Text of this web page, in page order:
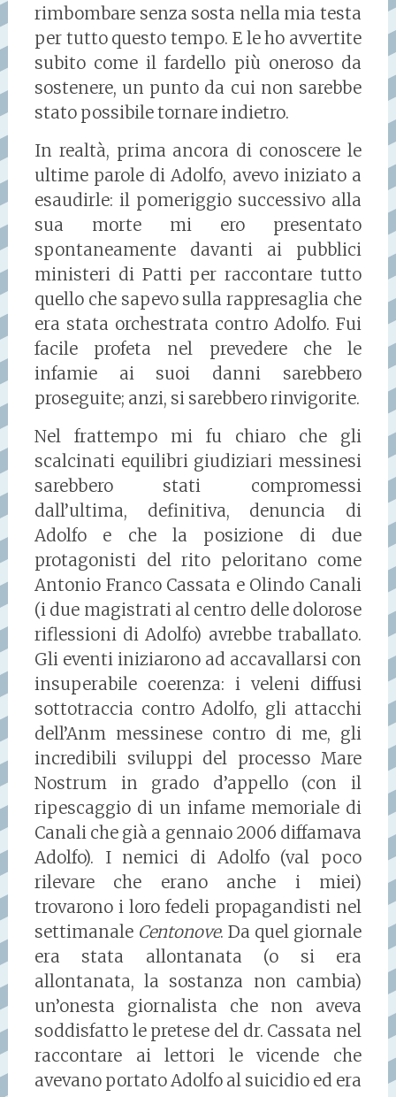
rimbombare senza sosta nella mia testa
per tutto questo tempo. E le ho avvertite
subito come il fardello più oneroso da
sostenere, un punto da cui non sarebbe
stato possibile tornare indietro.
In realtà, prima ancora di conoscere le
ultime parole di Adolfo, avevo iniziato a
esaudirle: il pomeriggio successivo alla
sua morte mi ero presentato
spontaneamente davanti ai pubblici
ministeri di Patti per raccontare tutto
quello che sapevo sulla rappresaglia che
era stata orchestrata contro Adolfo. Fui
facile profeta nel prevedere che le
infamie ai suoi danni sarebbero
proseguite; anzi, si sarebbero rinvigorite.
Nel frattempo mi fu chiaro che gli
scalcinati equilibri giudiziari messinesi
sarebbero stati compromessi
dall’ultima, definitiva, denuncia di
Adolfo e che la posizione di due
protagonisti del rito peloritano come
Antonio Franco Cassata e Olindo Canali
(i due magistrati al centro delle dolorose
riflessioni di Adolfo) avrebbe traballato.
Gli eventi iniziarono ad accavallarsi con
insuperabile coerenza: i veleni diffusi
sottotraccia contro Adolfo, gli attacchi
dell’Anm messinese contro di me, gli
incredibili sviluppi del processo Mare
Nostrum in grado d’appello (con il
ripescaggio di un infame memoriale di
Canali che già a gennaio 2006 diffamava
Adolfo). I nemici di Adolfo (val poco
rilevare che erano anche i miei)
trovarono i loro fedeli propagandisti nel
settimanale Centonove. Da quel giornale
era stata allontanata (o si era
allontanata, la sostanza non cambia)
un’onesta giornalista che non aveva
soddisfatto le pretese del dr. Cassata nel
raccontare ai lettori le vicende che
avevano portato Adolfo al suicidio ed era